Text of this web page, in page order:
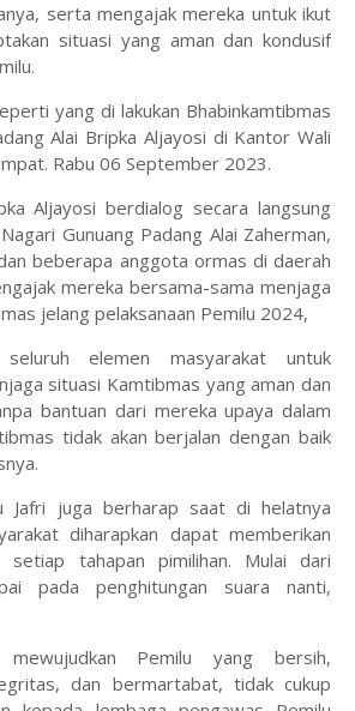
serta mengajak mereka untuk ikut
situasi yang aman dan kondusif
yang di lakukan Bhabinkamtibmas
Alai Bripka Aljayosi di Kantor Wali
Rabu 06 September 2023.
Aljayosi berdialog secara langsung
Gunuang Padang Alai Zaherman,
beberapa anggota ormas di daerah
mereka bersama-sama menjaga
jelang pelaksanaan Pemilu 2024,
elemen masyarakat untuk
situasi Kamtibmas yang aman dan
bantuan dari mereka upaya dalam
tidak akan berjalan dengan baik
Jafri juga berharap saat di helatnya
diharapkan dapat memberikan
setiap tahapan pimilihan. Mulai dari
pada penghitungan suara nanti,
mewujudkan Pemilu yang bersih,
dan bermartabat, tidak cukup